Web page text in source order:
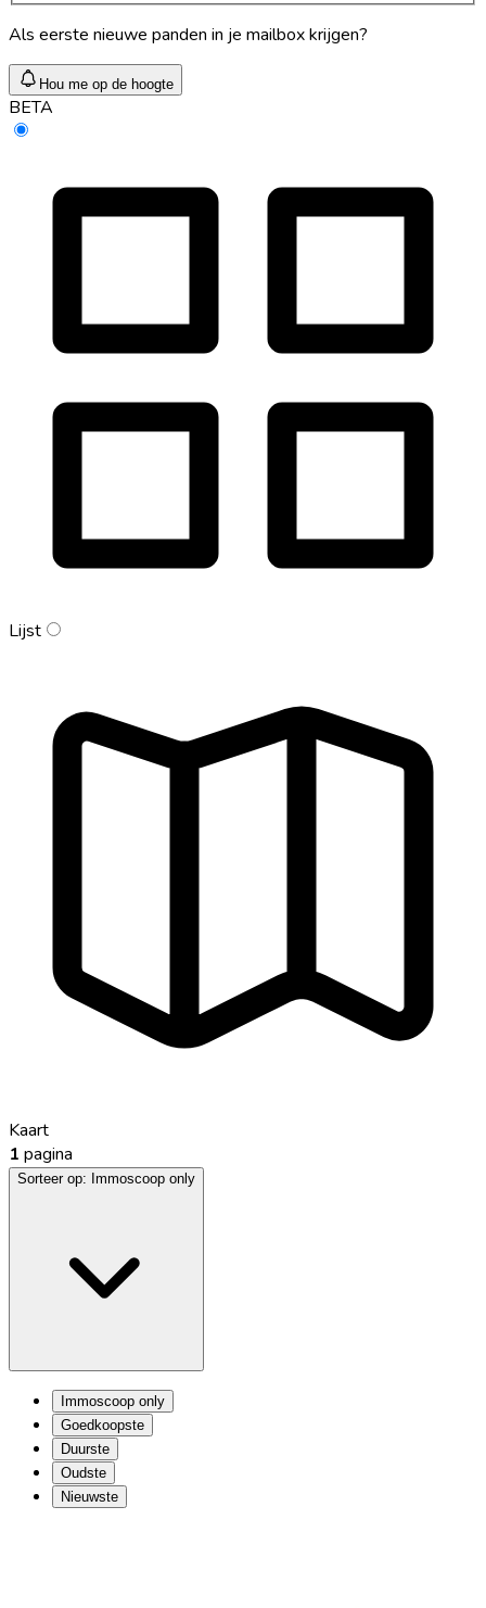
Als eerste nieuwe panden in je mailbox krijgen?
Hou me op de hoogte
BETA
Lijst
Kaart
1 pagina
Sorteer op: Immoscoop only
Immoscoop only
Goedkoopste
Duurste
Oudste
Nieuwste